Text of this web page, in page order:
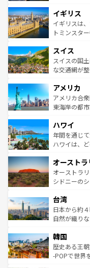
いる。シャ
香り高いラ
らに、パリ
れる地方に
を参照して
顔を持つこ
ルリンの文
してライン
は、お酒好きな
ドイツ情報は
イギリス
イギリスは
トミンスタ
リアごとに
ティー、ビ
戦など、本
ンツ一覧を
スイス
スイスの国
な交通網が
の建物がそ
博物館もあ
ことができ
ば市内交通費
着のスイス
アメリカ
アメリカ合
東海岸の都
のような巨
ンメントが
西部には大
部のニュー
文化が魅力
しみながら
ならではの贅沢な旅
情報はコン
ハワイ
年間を通じ
ハワイは、
ワイ島は見
島だが、静
おすすめ。
れるおもて
人々、おい
ク、伝統的
ワイを、存分に味わっ
はコンテン
オーストラ
オーストラ
シドニーの
リアリーフ
ク）、タス
ど、見どこ
いる。アク
ビング、ハ
い。オース
台湾
日本から約
自然が織り
ン）、静ひ
と山間の静
驚きをもた
韓国
歴史ある王
-POPで世界